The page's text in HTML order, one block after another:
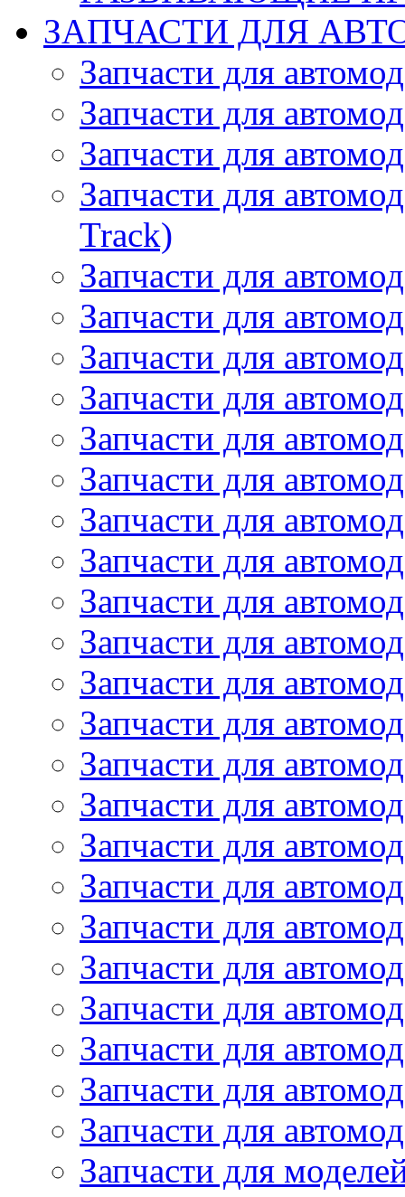
ЗАПЧАСТИ ДЛЯ
Запчасти для
Запчасти для
Запчасти для
Запчасти для
Track)
Запчасти для
Запчасти для
Запчасти для
Запчасти для
Запчасти для
Запчасти для
Запчасти для
Запчасти для
Запчасти для
Запчасти для
Запчасти для
Запчасти для
Запчасти для
Запчасти для
Запчасти для
Запчасти для
Запчасти для
Запчасти для
Запчасти для
Запчасти для
Запчасти для
Запчасти для
Запчасти для